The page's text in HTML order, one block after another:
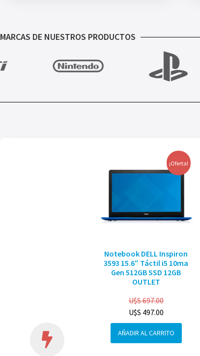
MARCAS DE NUESTROS PRODUCTOS
¡Oferta!
Notebook DELL Inspiron
3593 15.6″ Táctil i5 10ma
Gen 512GB SSD 12GB
OUTLET
U$S697.00
U$S 497.00
AÑADIR AL CARRITO